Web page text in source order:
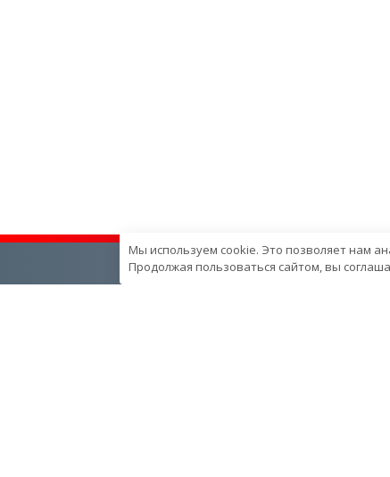
Мы используем cookie. Это позволяет нам
Продолжая пользоваться сайтом, вы